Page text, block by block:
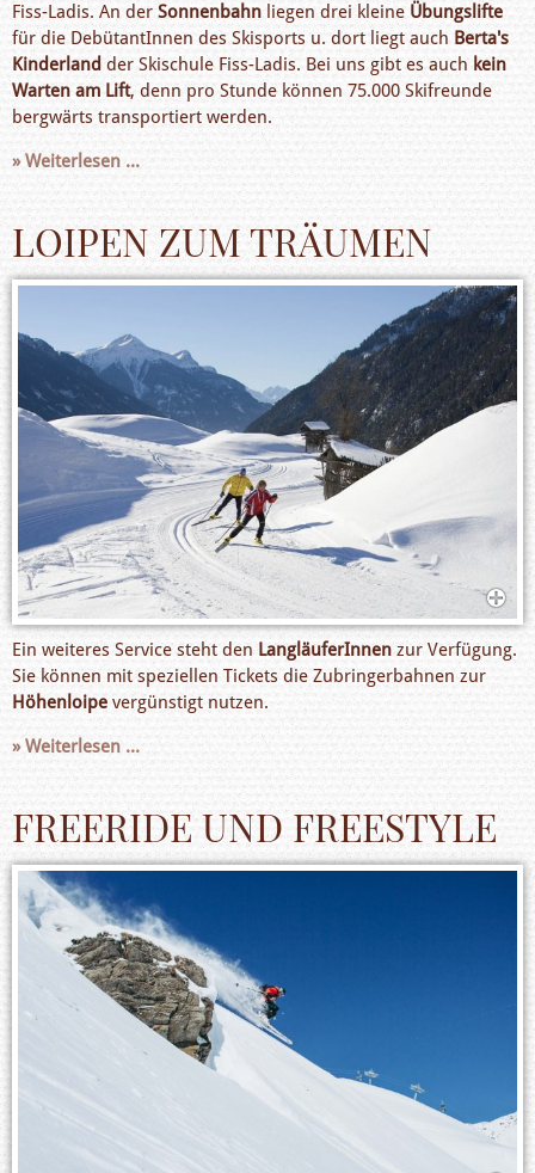
Fiss-Ladis. An der Sonnenbahn liegen drei kleine Übungslifte
für die DebütantInnen des Skisports u. dort liegt auch Berta's
Kinderland der Skischule Fiss-Ladis. Bei uns gibt es auch kein
Warten am Lift, denn pro Stunde können 75.000 Skifreunde
bergwärts transportiert werden.
Weiterlesen ...
LOIPEN ZUM TRÄUMEN
Ein weiteres Service steht den LangläuferInnen zur Verfügung.
Sie können mit speziellen Tickets die Zubringerbahnen zur
Höhenloipe vergünstigt nutzen.
Weiterlesen ...
FREERIDE UND FREESTYLE